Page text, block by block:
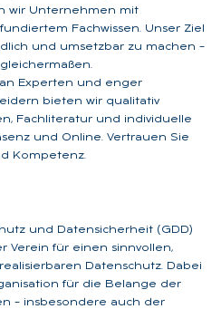
wir Unternehmen mit
Fachwissen. Unser Ziel
und umsetzbar zu machen –
Experten und enger
bieten wir qualitativ
Fachliteratur und individuelle
und Online. Vertrauen Sie
Kompetenz.
und Datensicherheit (GDD)
Verein für einen sinnvollen,
Datenschutz. Dabei
für die Belange der
– insbesondere auch der